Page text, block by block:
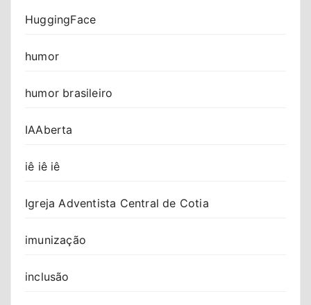
HuggingFace
humor
humor brasileiro
IAAberta
iê iê iê
Igreja Adventista Central de Cotia
imunização
inclusão